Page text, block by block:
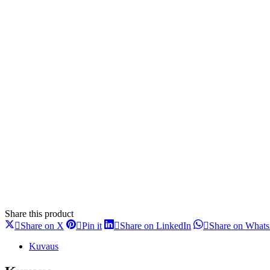
Share this product
Share on X SharePin itShareShare on LinkedIn ShareShare on
Kuvaus